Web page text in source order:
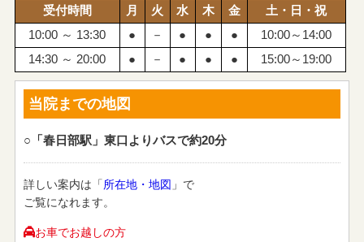
受付時間 月 火 水 木 金
土・日・祝
10:00 ～ 13:30
● － ● ● ●
10:00～14:00
14:30 ～ 20:00
● － ● ● ● 15:00～19:00
当院までの地図
○「春日部駅」東口よりバスで約20分
詳しい案内は「所在地・地図 」で
ご覧になれます。
お車でお越しの方